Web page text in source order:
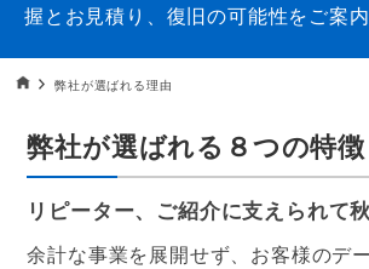
会社案内
握とお見積り、復旧の可能性をご案内
データ復旧HOME
弊社が選ばれる理由
弊社が選ばれる８つの特徴
リピーター、ご紹介に支えられて
余計な事業を展開せず、お客様のデ